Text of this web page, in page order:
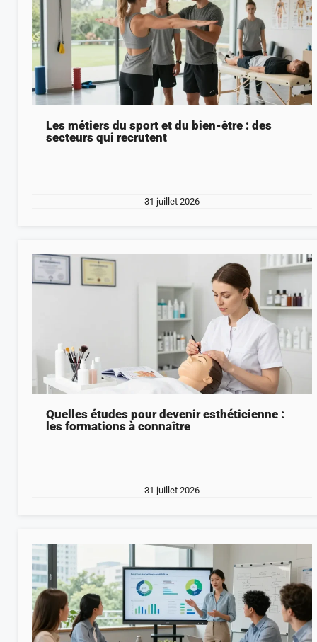
Les métiers du sport et du bien-être : des
secteurs qui recrutent
31 juillet 2026
Quelles études pour devenir esthéticienne :
les formations à connaître
31 juillet 2026